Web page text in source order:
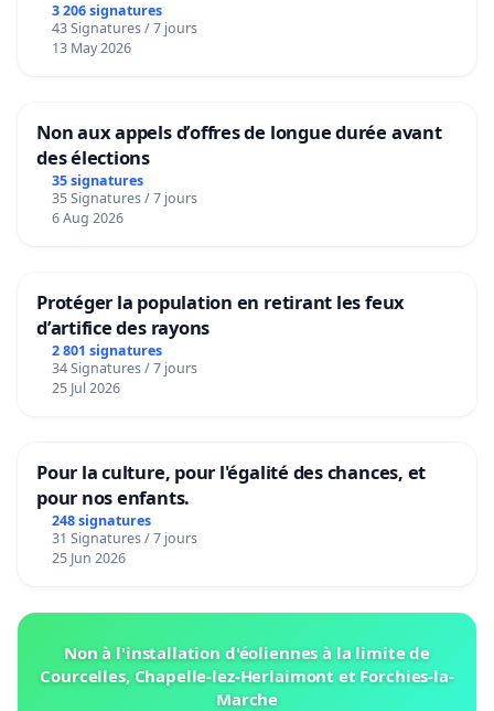
3 206 signatures
43 Signatures / 7 jours
13 May 2026
Non aux appels d’offres de longue durée avant
des élections
35 signatures
35 Signatures / 7 jours
6 Aug 2026
Protéger la population en retirant les feux
d’artifice des rayons
2 801 signatures
34 Signatures / 7 jours
25 Jul 2026
Pour la culture, pour l'égalité des chances, et
pour nos enfants.
248 signatures
31 Signatures / 7 jours
25 Jun 2026
Non à l'installation d'éoliennes à la limite de
Courcelles, Chapelle-lez-Herlaimont et Forchies-la-
Marche